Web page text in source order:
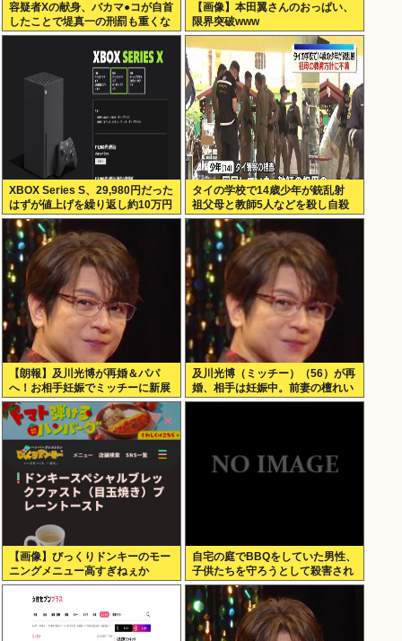
容疑者Xの献身、バカマ●コが自首
したことで堤真一の刑罰も重くな
るwww
【画像】本田翼さんのおっぱい、
限界突破www
XBOX Series S、29,980円だった
はずが値上げを繰り返し約10万円
弱
タイの学校で14歳少年が銃乱射
祖父母と教師5人などを殺し自殺
【朗報】及川光博が再婚＆パパ
へ！お相手妊娠でミッチーに新展
開
及川光博（ミッチー）（56）が再
婚、相手は妊娠中。前妻の檀れい
とは18年に離婚し子供はなし
【画像】びっくりドンキーのモー
ニングメニュー高すぎねぇか
自宅の庭でBBQをしていた男性、
子供たちを守ろうとして殺害され
てしまう